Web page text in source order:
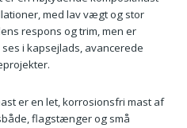
med lav vægt og stor
respons og trim, men er
i kapsejlads, avancerede
er en let, korrosionsfri mast af
flagstænger og små